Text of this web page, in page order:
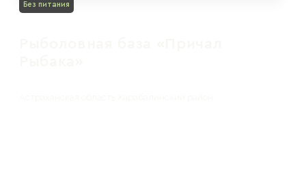
Без питания